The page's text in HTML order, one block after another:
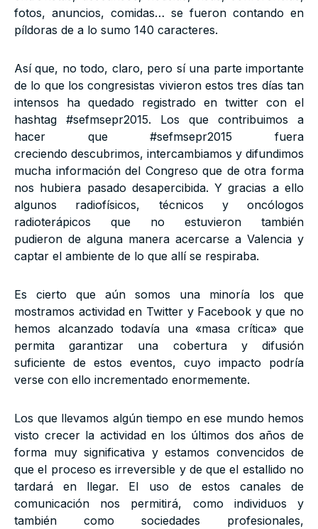
fotos, anuncios, comidas… se fueron contando en
píldoras de a lo sumo 140 caracteres.
Así que, no todo, claro, pero sí una parte importante
de lo que los congresistas vivieron estos tres días tan
intensos ha quedado registrado en twitter con el
hashtag #sefmsepr2015. Los que contribuimos a
hacer que #sefmsepr2015 fuera
creciendo descubrimos, intercambiamos y difundimos
mucha información del Congreso que de otra forma
nos hubiera pasado desapercibida. Y gracias a ello
algunos radiofísicos, técnicos y oncólogos
radioterápicos que no estuvieron también
pudieron de alguna manera acercarse a Valencia y
captar el ambiente de lo que allí se respiraba.
Es cierto que aún somos una minoría los que
mostramos actividad en Twitter y Facebook y que no
hemos alcanzado todavía una «masa crítica» que
permita garantizar una cobertura y difusión
suficiente de estos eventos, cuyo impacto podría
verse con ello incrementado enormemente.
Los que llevamos algún tiempo en ese mundo hemos
visto crecer la actividad en los últimos dos años de
forma muy significativa y estamos convencidos de
que el proceso es irreversible y de que el estallido no
tardará en llegar. El uso de estos canales de
comunicación nos permitirá, como individuos y
también como sociedades profesionales,